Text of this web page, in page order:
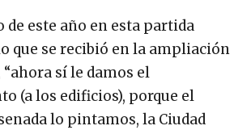
este año en esta partida
que se recibió en la ampliación
sí le damos el
(a los edificios), porque el
lo pintamos, la Ciudad